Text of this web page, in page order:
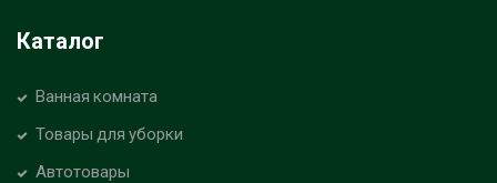
Каталог
Ванная комната
Товары для уборки
Автотовары